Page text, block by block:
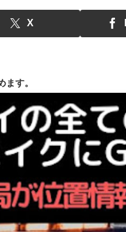
X
ます。